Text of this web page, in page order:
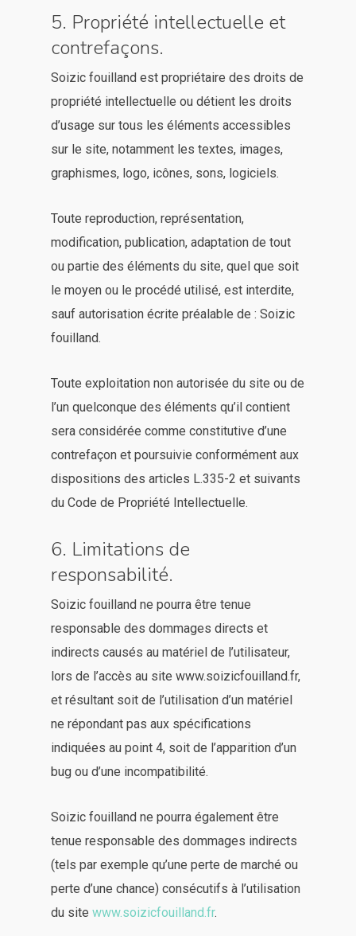
5. Propriété intellectuelle et
contrefaçons.
Soizic fouilland est propriétaire des droits de
propriété intellectuelle ou détient les droits
d’usage sur tous les éléments accessibles
sur le site, notamment les textes, images,
graphismes, logo, icônes, sons, logiciels.
Toute reproduction, représentation,
modification, publication, adaptation de tout
ou partie des éléments du site, quel que soit
le moyen ou le procédé utilisé, est interdite,
sauf autorisation écrite préalable de : Soizic
fouilland.
Toute exploitation non autorisée du site ou de
l’un quelconque des éléments qu’il contient
sera considérée comme constitutive d’une
contrefaçon et poursuivie conformément aux
dispositions des articles L.335-2 et suivants
du Code de Propriété Intellectuelle.
6. Limitations de
responsabilité.
Soizic fouilland ne pourra être tenue
responsable des dommages directs et
indirects causés au matériel de l’utilisateur,
lors de l’accès au site www.soizicfouilland.fr,
et résultant soit de l’utilisation d’un matériel
ne répondant pas aux spécifications
indiquées au point 4, soit de l’apparition d’un
bug ou d’une incompatibilité.
Soizic fouilland ne pourra également être
tenue responsable des dommages indirects
(tels par exemple qu’une perte de marché ou
perte d’une chance) consécutifs à l’utilisation
du site www.soizicfouilland.fr.